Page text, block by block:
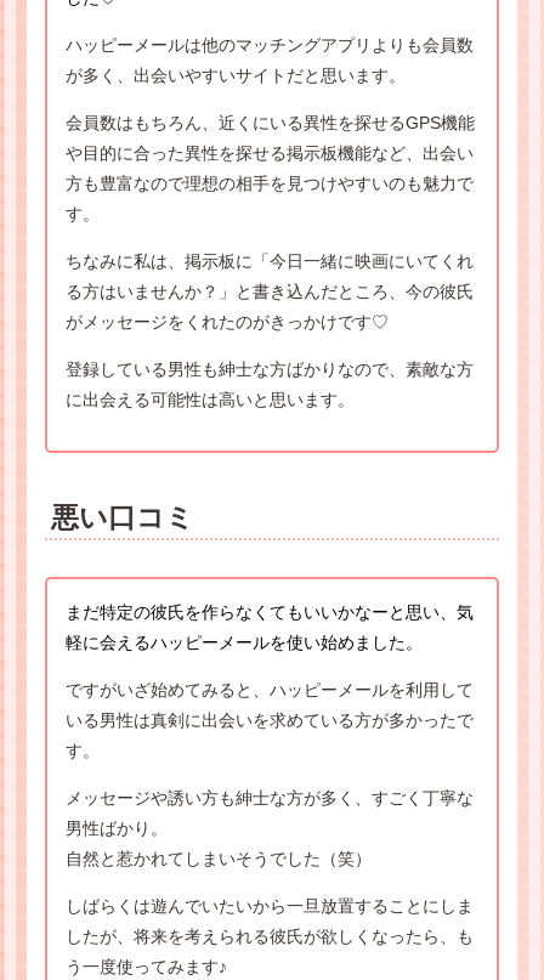
ハッピーメールは他のマッチングアプリよりも会員数
が多く、出会いやすいサイトだと思います。
会員数はもちろん、近くにいる異性を探せるGPS機能
や目的に合った異性を探せる掲示板機能など、出会い
方も豊富なので理想の相手を見つけやすいのも魅力で
す。
ちなみに私は、掲示板に「今日一緒に映画にいてくれ
る方はいませんか？」と書き込んだところ、今の彼氏
がメッセージをくれたのがきっかけです♡
登録している男性も紳士な方ばかりなので、素敵な方
に出会える可能性は高いと思います。
悪い口コミ
まだ特定の彼氏を作らなくてもいいかなーと思い、気
軽に会えるハッピーメールを使い始めました。
ですがいざ始めてみると、ハッピーメールを利用して
いる男性は真剣に出会いを求めている方が多かったで
す。
メッセージや誘い方も紳士な方が多く、すごく丁寧な
男性ばかり。
自然と惹かれてしまいそうでした（笑）
しばらくは遊んでいたいから一旦放置することにしま
したが、将来を考えられる彼氏が欲しくなったら、も
う一度使ってみます♪